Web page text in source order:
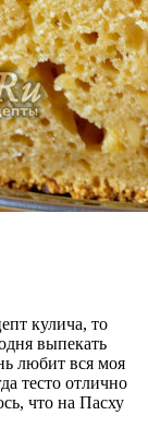
кулича, то
выпекать
любит вся моя
тесто отлично
что на Пасху